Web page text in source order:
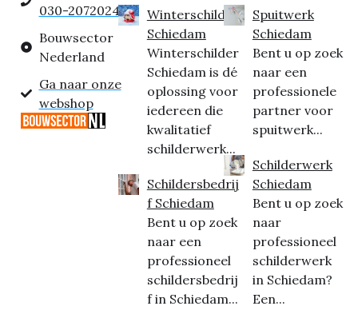
030-2072024
Bouwsector
Nederland
Ga naar onze
webshop
Winterschilder
Schiedam
Winterschilder
Schiedam is dé
oplossing voor
iedereen die
kwalitatief
schilderwerk...
Schildersbedrij
f Schiedam
Bent u op zoek
naar een
professioneel
schildersbedrij
f in Schiedam...
Spuitwerk
Schiedam
Bent u op zoek
naar een
professionele
partner voor
spuitwerk...
Schilderwerk
Schiedam
Bent u op zoek
naar
professioneel
schilderwerk
in Schiedam?
Een...